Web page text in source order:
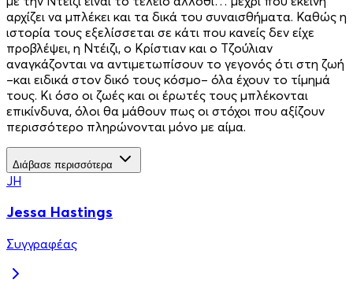
αρχίζει να μπλέκει και τα δικά του συναισθήματα. Καθώς η
ιστορία τους εξελίσσεται σε κάτι που κανείς δεν είχε
προβλέψει, η Ντέιζι, ο Κρίστιαν και ο Τζούλιαν
αναγκάζονται να αντιμετωπίσουν το γεγονός ότι στη ζωή
–και ειδικά στον δικό τους κόσμο– όλα έχουν το τίμημά
τους. Κι όσο οι ζωές και οι έρωτές τους μπλέκονται
επικίνδυνα, όλοι θα μάθουν πως οι στόχοι που αξίζουν
περισσότερο πληρώνονται μόνο με αίμα.
Διάβασε περισσότερα
JH
Jessa Hastings
Συγγραφέας